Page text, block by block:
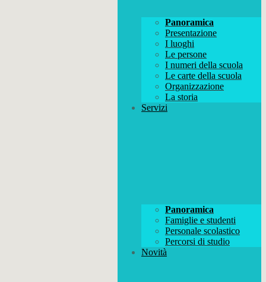
Panoramica
Presentazione
I luoghi
Le persone
I numeri della scuola
Le carte della scuola
Organizzazione
La storia
Servizi
Panoramica
Famiglie e studenti
Personale scolastico
Percorsi di studio
Novità